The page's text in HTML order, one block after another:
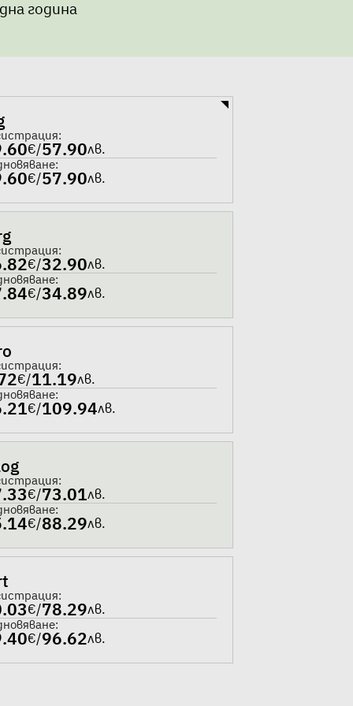
година
€/57.90лв.
€/57.90лв.
€/32.90лв.
€/34.89лв.
€/11.19лв.
€/109.94лв.
€/73.01лв.
€/88.29лв.
€/78.29лв.
€/96.62лв.